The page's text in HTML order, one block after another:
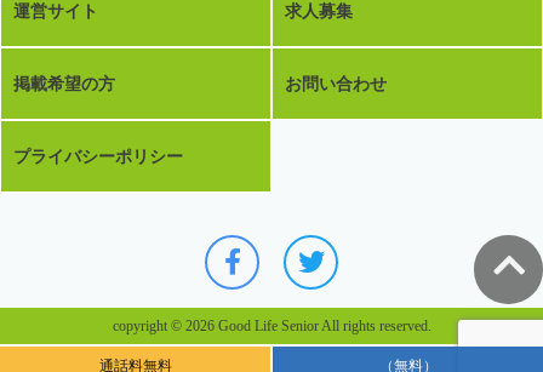
運営サイト 求人募集
掲載希望の方 お問い合わせ
プライバシーポリシー
copyright © 2026 Good Life Senior All rights reserved.
通話料無料 （無料）